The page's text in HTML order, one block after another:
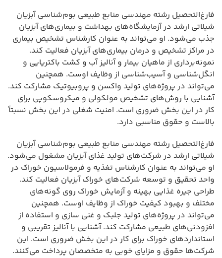
فارغ‌التحصیل رشته مهندسی منابع طبیعی بوم‌شناسی آبزیان
شیلاتی ارشد در آزمایشگاه‌های بهداشت و بیماری‌های آبزیان
جذب می‌شود. او می‌تواند به عنوان کارشناس تشخیص بیماری
در مراکز تشخیص و درمان بیماری‌های آبزیان فعالیت کند.
نمونه‌برداری از ماهیان بیمار و آنالیز آب و کشت باکتریایی و
انگل‌شناسی و آسیب‌شناسی از وظایف اوست. همچنین
می‌تواند در پروژه‌های تولید واکسن و پروبیوتیک مشارکت کند.
آشنایی با روش‌های تشخیص مولکولی و میکروسکوپی برای
کار در این بخش ضروری است. امنیت شغلی در این بخش نسبتاً
بالاست و حقوق مناسبی دارد.
فارغ‌التحصیل رشته مهندسی منابع طبیعی بوم‌شناسی آبزیان
شیلاتی ارشد در شرکت‌های تولید غذای آبزیان مشغول می‌شود.
او می‌تواند به عنوان کارشناس تغذیه و فرمولاسیون خوراک در
واحد تحقیق و توسعه شرکت‌های خوراک آبزیان فعالیت کند.
طراحی جیره غذایی بهینه و آزمایش خوراک روی گونه‌های
مختلف و بهبود کیفیت خوراک از وظایف اوست. همچنین
می‌تواند در پروژه‌های تولید جلبک و غنی سازی و استفاده از
افزودنی‌های طبیعی مشارکت کند. آشنایی با آنالیز تقریبی و
استانداردهای خوراک برای کار در این بخش ضروری است. این
شرکت‌ها حقوق و مزایای خوبی به متخصصان پرداخت می‌کنند.